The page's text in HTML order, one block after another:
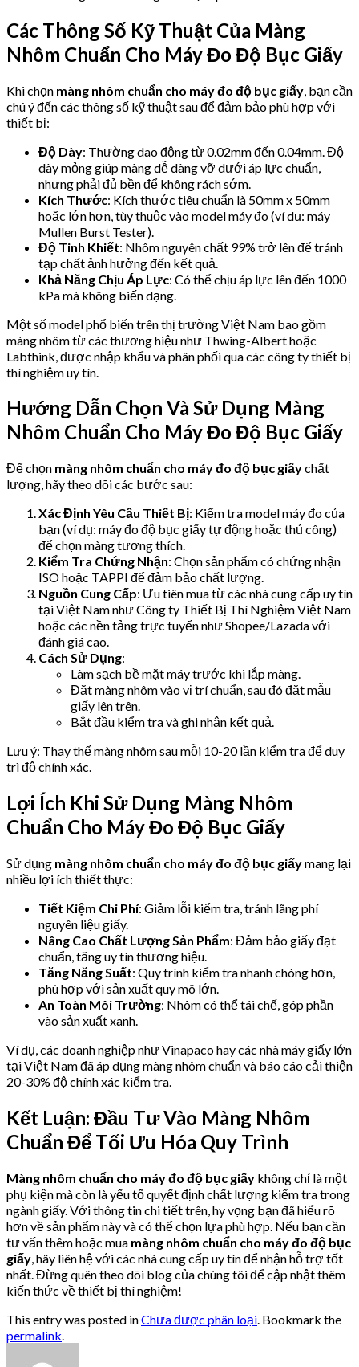
Các Thông Số Kỹ Thuật Của Màng
Nhôm Chuẩn Cho Máy Đo Độ Bục Giấy
Khi chọn màng nhôm chuẩn cho máy đo độ bục giấy , bạn cần
chú ý đến các thông số kỹ thuật sau để đảm bảo phù hợp với
thiết bị:
Độ Dày: Thường dao động từ 0.02mm đến 0.04mm. Độ
dày mỏng giúp màng dễ dàng vỡ dưới áp lực chuẩn,
nhưng phải đủ bền để không rách sớm.
Kích Thước: Kích thước tiêu chuẩn là 50mm x 50mm
hoặc lớn hơn, tùy thuộc vào model máy đo (ví dụ: máy
Mullen Burst Tester).
Độ Tinh Khiết: Nhôm nguyên chất 99% trở lên để tránh
tạp chất ảnh hưởng đến kết quả.
Khả Năng Chịu Áp Lực: Có thể chịu áp lực lên đến 1000
kPa mà không biến dạng.
Một số model phổ biến trên thị trường Việt Nam bao gồm
màng nhôm từ các thương hiệu như Thwing-Albert hoặc
Labthink, được nhập khẩu và phân phối qua các công ty thiết bị
thí nghiệm uy tín.
Hướng Dẫn Chọn Và Sử Dụng Màng
Nhôm Chuẩn Cho Máy Đo Độ Bục Giấy
Để chọn màng nhôm chuẩn cho máy đo độ bục giấychất
lượng, hãy theo dõi các bước sau:
Xác Định Yêu Cầu Thiết Bị: Kiểm tra model máy đo của
bạn (ví dụ: máy đo độ bục giấy tự động hoặc thủ công)
để chọn màng tương thích.
Kiểm Tra Chứng Nhận: Chọn sản phẩm có chứng nhận
ISO hoặc TAPPI để đảm bảo chất lượng.
Nguồn Cung Cấp: Ưu tiên mua từ các nhà cung cấp uy tín
tại Việt Nam như Công ty Thiết Bị Thí Nghiệm Việt Nam
hoặc các nền tảng trực tuyến như Shopee/Lazada với
đánh giá cao.
Cách Sử Dụng:
Làm sạch bề mặt máy trước khi lắp màng.
Đặt màng nhôm vào vị trí chuẩn, sau đó đặt mẫu
giấy lên trên.
Bắt đầu kiểm tra và ghi nhận kết quả.
Lưu ý: Thay thế màng nhôm sau mỗi 10-20 lần kiểm tra để duy
trì độ chính xác.
Lợi Ích Khi Sử Dụng Màng Nhôm
Chuẩn Cho Máy Đo Độ Bục Giấy
Sử dụng màng nhôm chuẩn cho máy đo độ bục giấymang lại
nhiều lợi ích thiết thực:
Tiết Kiệm Chi Phí: Giảm lỗi kiểm tra, tránh lãng phí
nguyên liệu giấy.
Nâng Cao Chất Lượng Sản Phẩm: Đảm bảo giấy đạt
chuẩn, tăng uy tín thương hiệu.
Tăng Năng Suất: Quy trình kiểm tra nhanh chóng hơn,
phù hợp với sản xuất quy mô lớn.
An Toàn Môi Trường: Nhôm có thể tái chế, góp phần
vào sản xuất xanh.
Ví dụ, các doanh nghiệp như Vinapaco hay các nhà máy giấy lớn
tại Việt Nam đã áp dụng màng nhôm chuẩn và báo cáo cải thiện
20-30% độ chính xác kiểm tra.
Kết Luận: Đầu Tư Vào Màng Nhôm
Chuẩn Để Tối Ưu Hóa Quy Trình
Màng nhôm chuẩn cho máy đo độ bục giấy không chỉ là một
phụ kiện mà còn là yếu tố quyết định chất lượng kiểm tra trong
ngành giấy. Với thông tin chi tiết trên, hy vọng bạn đã hiểu rõ
hơn về sản phẩm này và có thể chọn lựa phù hợp. Nếu bạn cần
tư vấn thêm hoặc mua màng nhôm chuẩn cho máy đo độ bục
giấy, hãy liên hệ với các nhà cung cấp uy tín để nhận hỗ trợ tốt
nhất. Đừng quên theo dõi blog của chúng tôi để cập nhật thêm
kiến thức về thiết bị thí nghiệm!
This entry was posted inChưa được phân loại. Bookmark the
permalink.